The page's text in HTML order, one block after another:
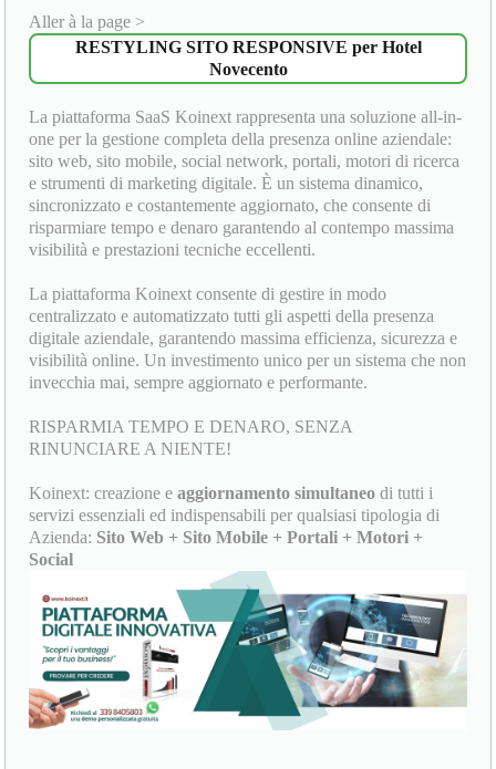
Aller à la page >
RESTYLING SITO RESPONSIVE per Hotel
Novecento
La piattaforma SaaS Koinext rappresenta una soluzione all-in-
one per la gestione completa della presenza online aziendale:
sito web, sito mobile, social network, portali, motori di ricerca
e strumenti di marketing digitale. È un sistema dinamico,
sincronizzato e costantemente aggiornato, che consente di
risparmiare tempo e denaro garantendo al contempo massima
visibilità e prestazioni tecniche eccellenti.
La piattaforma Koinext consente di gestire in modo
centralizzato e automatizzato tutti gli aspetti della presenza
digitale aziendale, garantendo massima efficienza, sicurezza e
visibilità online. Un investimento unico per un sistema che non
invecchia mai, sempre aggiornato e performante.
RISPARMIA TEMPO E DENARO, SENZA
RINUNCIARE A NIENTE!
Koinext: creazione eaggiornamento simultaneo di tutti i
servizi essenziali ed indispensabili per qualsiasi tipologia di
Azienda: Sito Web + Sito Mobile + Portali + Motori +
Social